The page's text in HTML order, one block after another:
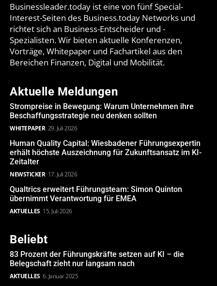
Businessleader.today ist eine von fünf Special-
Interest-Seiten des Business.today Networks und
richtet sich an Business-Entscheider und -
Spezialisten. Wir bieten aktuelle Konferenzen,
Vorträge, Whitepaper und Fachartikel aus den
Bereichen Finanzen, Digital und Mobilität.
Aktuelle Meldungen
Strompreise in Bewegung: Warum Unternehmen ihre
Beschaffungsstrategie neu denken sollten
WHITEPAPER 29. Juli 2026
Human Quality Capital: Wiesbadener Führungsexpertin
erhält höchste Auszeichnung für Zukunftsansatz im KI-
Zeitalter
NEWSTICKER 17. Juli 2026
Qualtrics erweitert Führungsteam: Simon Quinton
übernimmt Verantwortung für EMEA
AKTUELLES 15. Juli 2026
Beliebt
83 Prozent der Führungskräfte setzen auf KI – die
Belegschaft zieht nur langsam nach
AKTUELLES 6. Januar 2025